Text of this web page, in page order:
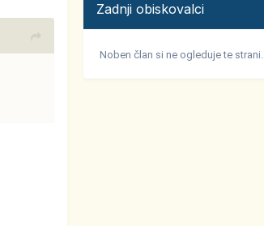
Zadnji obiskovalci
Noben član si ne ogleduje te strani.